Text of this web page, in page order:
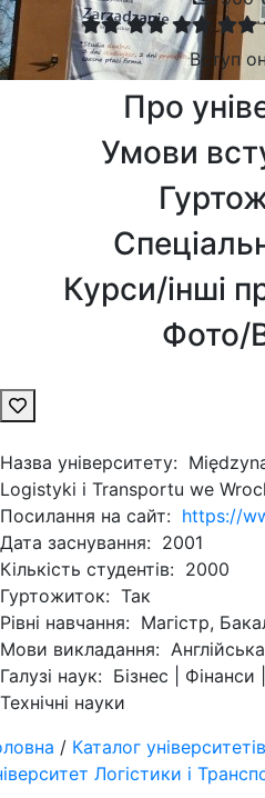
Вступ
Про
Умови
Курси/інші
Фото/
Назва університету:
Logistyki i Transportu we
Посилання на сайт: https://
Дата заснування: 2001
Кількість студентів: 2000
Гуртожиток: Так
Рівні навчання: Магістр,
Мови викладання:
Галузі наук: Бізнес | Фінанси
Технічні науки
/ Каталог університетів
Логістики і